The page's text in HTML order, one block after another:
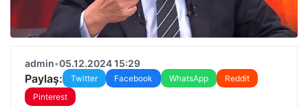
admin•05.12.2024 15:29
Paylaş: Twitter Facebook WhatsApp
Reddit
Pinterest